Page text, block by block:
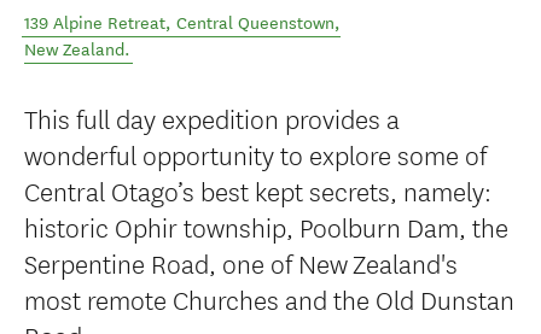
139 Alpine Retreat, Central Queenstown,
New Zealand.
This full day expedition provides a
wonderful opportunity to explore some of
Central Otago’s best kept secrets, namely:
historic Ophir township, Poolburn Dam, the
Serpentine Road, one of New Zealand's
most remote Churches and the Old Dunstan